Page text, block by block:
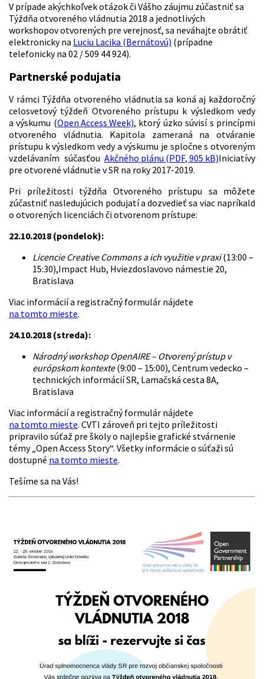
V prípade akýchkoľvek otázok či Vášho záujmu zúčastniť sa
Týždňa otvoreného vládnutia 2018 a jednotlivých
workshopov otvorených pre verejnosť, sa neváhajte obrátiť
elektronicky na Luciu Lacika (Bernátovú) (prípadne
telefonicky na 02 / 509 44 924).
Partnerské podujatia
V rámci Týždňa otvoreného vládnutia sa koná aj každoročný
celosvetový týždeň Otvoreného prístupu k výsledkom vedy
a výskumu (Open Access Week), ktorý úzko súvisí s princípmi
otvoreného vládnutia. Kapitola zameraná na otváranie
prístupu k výsledkom vedy a výskumu je spločne s otvoreným
vzdelávaním súčasťou Akčného plánu (PDF, 905 kB)Iniciatívy
pre otvorené vládnutie v SR na roky 2017-2019.
Pri príležitosti týždňa Otvoreného prístupu sa môžete
zúčastniť nasledujúcich podujatí a dozvedieť sa viac napríkald
o otvorených licenciách či otvorenom prístupe:
22.10.2018 (pondelok):
Licencie Creative Commons a ich využitie v praxi(13:00 –
15:30),Impact Hub, Hviezdoslavovo námestie 20,
Bratislava
Viac informácií a registračný formulár nájdete
na tomto mieste.
24.10.2018 (streda):
Národný workshop OpenAIRE – Otvorený prístup v
európskom kontexte(9:00 – 15:00), Centrum vedecko –
technických informácií SR, Lamačská cesta 8A,
Bratislava
Viac informácií a registračný formulár nájdete
na tomto mieste. CVTI zároveň pri tejto príležitosti
pripravilo súťaž pre školy o najlepšie grafické stvárnenie
témy „Open Access Story“. Všetky informácie o súťaži sú
dostupné na tomto mieste.
Tešíme sa na Vás!